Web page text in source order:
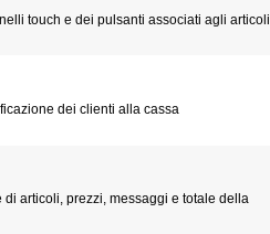
touch e dei pulsanti associati agli articoli
dei clienti alla cassa
articoli, prezzi, messaggi e totale della